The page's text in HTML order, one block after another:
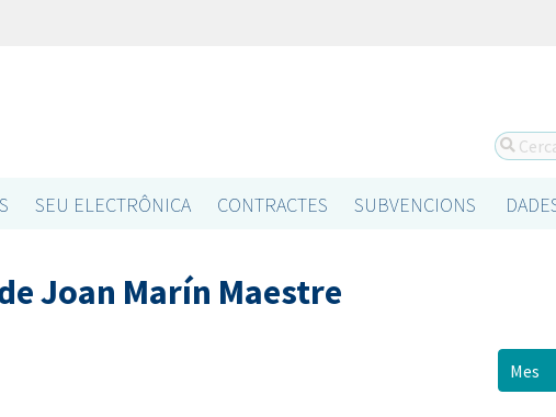
SEU ELECTRÔNICA CONTRACTES SUBVENCIONS
Joan Marín Maestre
Mes